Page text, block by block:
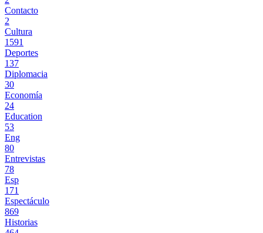
Contacto
2
Cultura
1591
Deportes
137
Diplomacia
30
Economía
24
Education
53
Eng
80
Entrevistas
78
Esp
171
Espectáculo
869
Historias